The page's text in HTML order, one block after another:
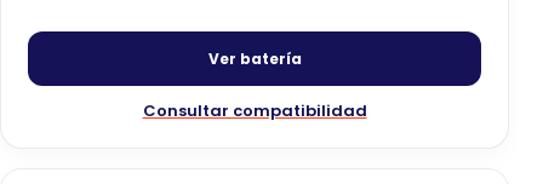
Ver batería
Consultar compatibilidad